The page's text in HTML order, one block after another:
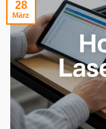
28
März